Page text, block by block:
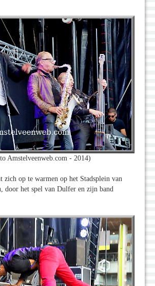
Amstelveenweb.com - 2014)
zich op te warmen op het Stadsplein van
door het spel van Dulfer en zijn band